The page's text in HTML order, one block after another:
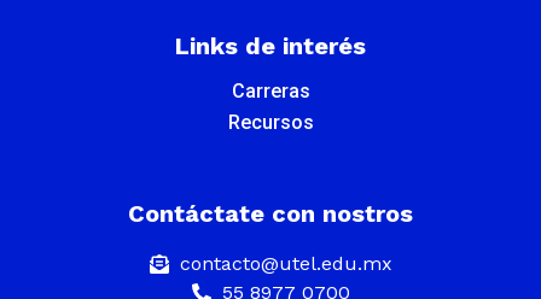
Links de interés
Carreras
Recursos
Contáctate con nostros
contacto@utel.edu.mx
55 8977 0700